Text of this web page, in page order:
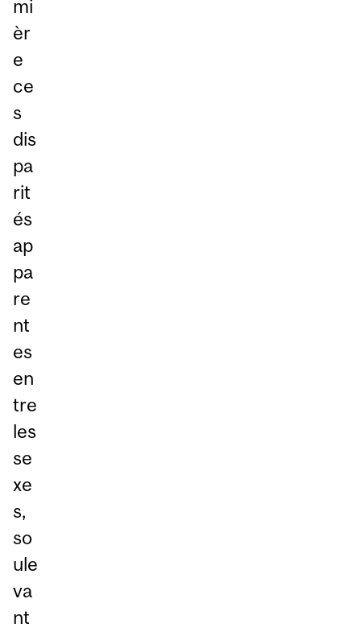
mi
èr
e
ce
s
dis
pa
rit
és
ap
pa
re
nt
es
en
tre
les
se
xe
s,
so
ule
va
nt